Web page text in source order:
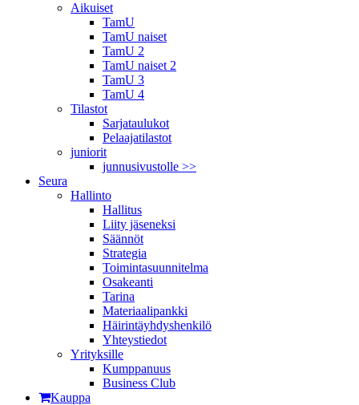
Aikuiset
TamU
TamU naiset
TamU 2
TamU naiset 2
TamU 3
TamU 4
Tilastot
Sarjataulukot
Pelaajatilastot
juniorit
junnusivustolle >>
Seura
Hallinto
Hallitus
Liity jäseneksi
Säännöt
Strategia
Toimintasuunnitelma
Osakeanti
Tarina
Materiaalipankki
Häirintä­yhdyshenkilö
Yhteystiedot
Yrityksille
Kumppanuus
Business Club
Kauppa